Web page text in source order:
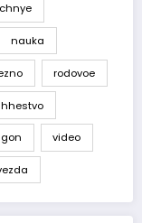
nauka
rodovoe
video